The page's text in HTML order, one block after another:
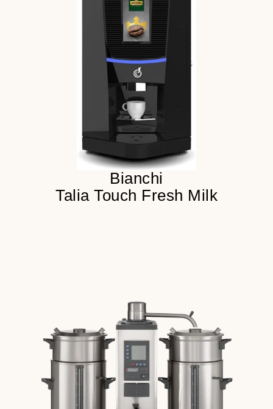
Bianchi
Talia Touch Fresh Milk
до 36 напитков в меню
до 100 чашек в сутки
4 бункера для продукта
Детальнее
Подключение к водопроводу
Встроенный таймер
Резервный запас кофе - 20
литров